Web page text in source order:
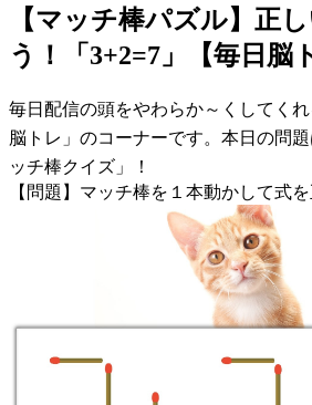
【マッチ棒パズル】正
う！「3+2=7」【毎日脳
毎日配信の頭をやわらか～くしてく
脳トレ」のコーナーです。本日の問
ッチ棒クイズ」！
【問題】マッチ棒を１本動かして式